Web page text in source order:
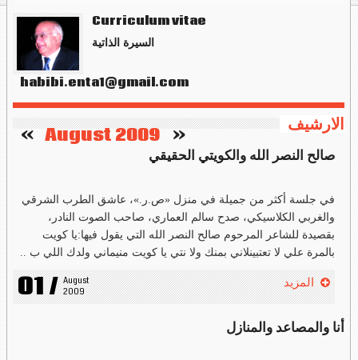
Curriculum vitae
السيرة الذاتية
habibi.enta1@gmail.com
الارشيف «
August 2009
»
صالح النصر الله والكويتي الحقيقي
في جلسة أكثر من جميلة في منزل «ص.ر.»، عاشق الطرب الشرقي
والغربي الكلاسيكي، صدح سالم العماري، صاحب الصوت النادر،
بقصيدة للشاعر المرحوم صالح النصر الله التي يقول فيها:يا كويت
بالمرة علي لا تعتبينلاني بمنك ولا نتي يا كويت منيماني ولدك اللي ب ..
01 / August
2009
المزيد
أنا والمصاعد والمنازل